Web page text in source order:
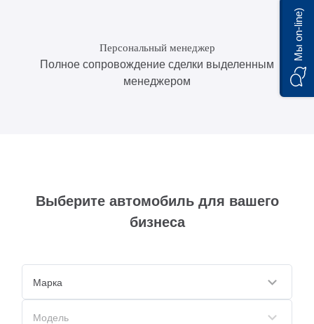
Персональный менеджер
Полное сопровождение сделки выделенным
менеджером
Выберите автомобиль для вашего
бизнеса
Марка
Модель
Мы on-line)